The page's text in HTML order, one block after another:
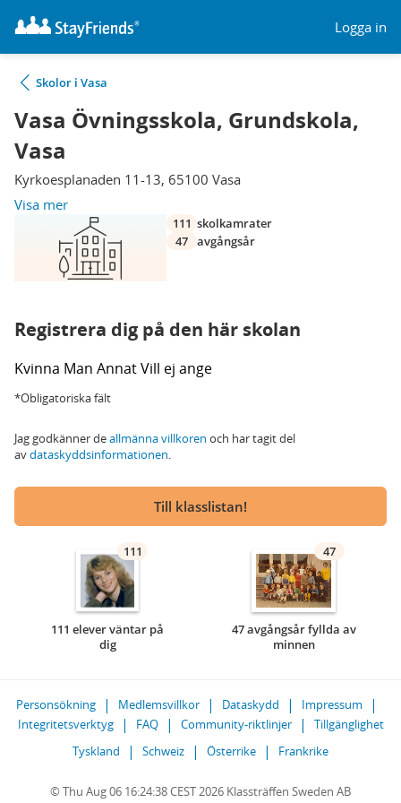
Logga in
Skolor i Vasa
Vasa Övningsskola, Grundskola,
Vasa
Kyrkoesplanaden 11-13, 65100 Vasa
Visa mer
111 skolkamrater
47 avgångsår
Registrera dig på den här skolan
Kvinna Man AnnatVill ej ange
*Obligatoriska fält
Jag godkänner deallmänna villkoren och har tagit del
avdataskyddsinformationen.
Till klasslistan!
111
111 elever väntar på
dig
47
47 avgångsår fyllda av
minnen
Personsökning Medlemsvillkor Dataskydd
Impressum
Integritetsverktyg
FAQ Community-riktlinjer
Tillgänglighet
Tyskland
Schweiz Österrike Frankrike
© Thu Aug 06 16:24:38 CEST 2026 Klassträffen Sweden AB